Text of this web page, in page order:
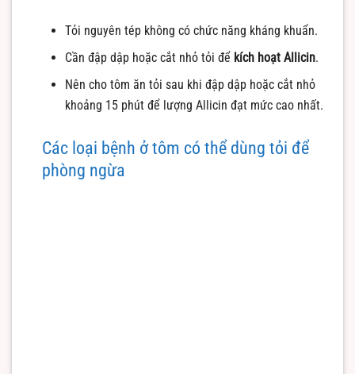
Tỏi nguyên tép không có chức năng kháng khuẩn.
Cần đập dập hoặc cắt nhỏ tỏi để kích hoạt Allicin.
Nên cho tôm ăn tỏi sau khi đập dập hoặc cắt nhỏ
khoảng 15 phút để lượng Allicin đạt mức cao nhất.
Các loại bệnh ở tôm có thể dùng tỏi để
phòng ngừa